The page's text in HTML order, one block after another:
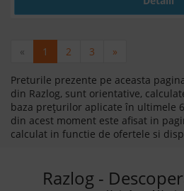
« 1 2 3 »
Preturile prezente pe aceasta
din Razlog, sunt orientative,
baza prețurilor aplicate în ultimele
din acest moment este afisat in
calculat in functie de ofertele si
Razlog -